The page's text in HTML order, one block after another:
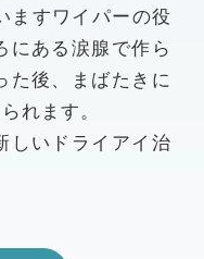
ますワイパーの役
にある涙腺で作ら
た後、まばたきに
れます。
しいドライアイ治